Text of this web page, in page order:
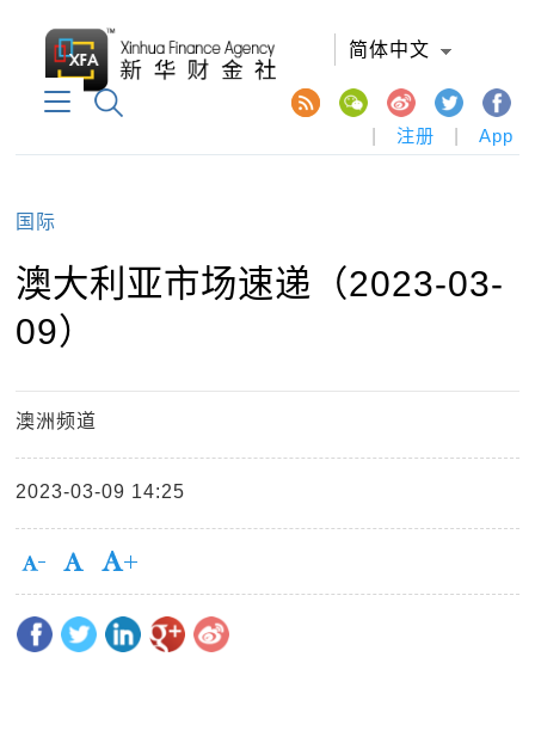
简体中文
注册 App
国际
澳大利亚市场速递（2023-03-
09）
澳洲频道
2023-03-09 14:25